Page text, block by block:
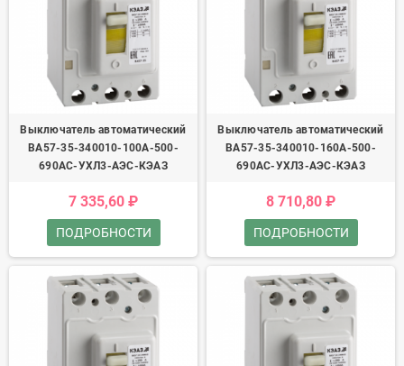
Выключатель автоматический
ВА57-35-340010-100А-500-
690AC-УХЛ3-АЭС-КЭАЗ
7 335,60 ₽
ПОДРОБНОСТИ
Выключатель автоматический
ВА57-35-340010-160А-500-
690AC-УХЛ3-АЭС-КЭАЗ
8 710,80 ₽
ПОДРОБНОСТИ